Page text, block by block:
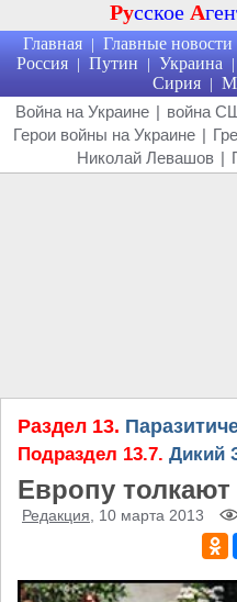
Русское А
Главная | Главные новости
Россия | Путин | Украина |
Сирия |
Война на Украине | война
Герои войны на Украине |
Николай Левашов |
Раздел 13.
Подраздел 13.7. Дикий
Европу
Редакция , 10 марта 2013